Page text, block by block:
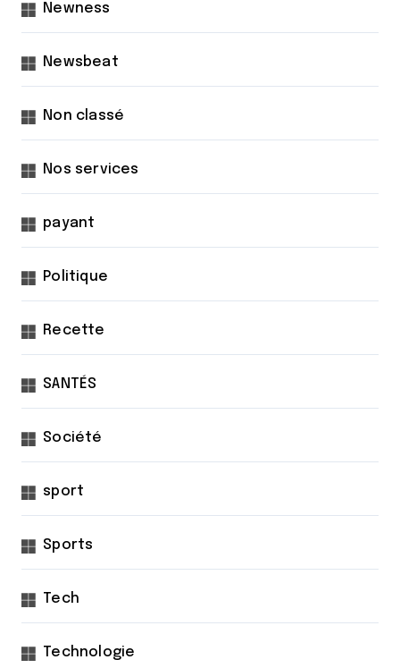
Newness
Newsbeat
Non classé
Nos services
payant
Politique
Recette
SANTÉS
Société
sport
Sports
Tech
Technologie